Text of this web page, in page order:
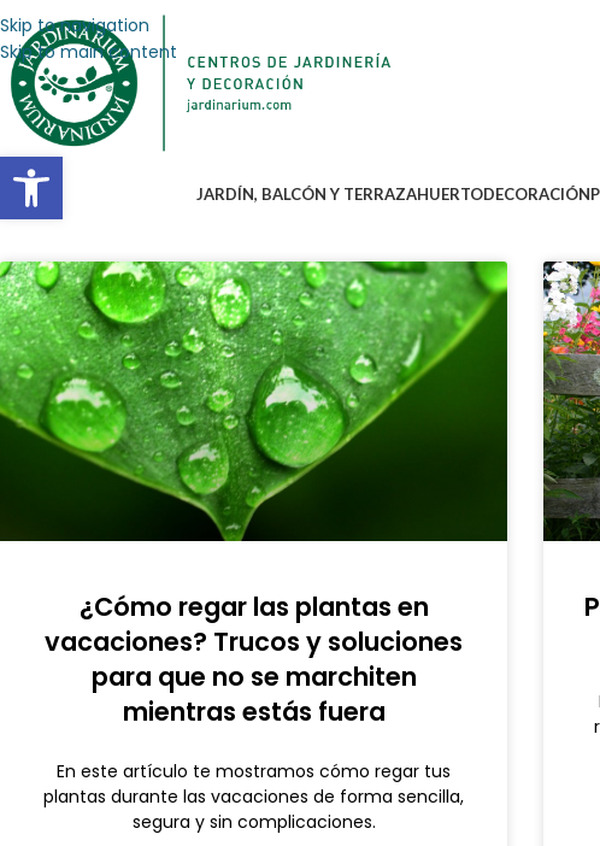
Abrir barra de herramientas
Skip to navigation
Skip to main content
JARDÍN, BALCÓN Y TERRAZAHUERTODECORACIÓN
¿Cómo regar las plantas en
vacaciones? Trucos y soluciones
para que no se marchiten
mientras estás fuera
En este artículo te mostramos cómo regar tus
plantas durante las vacaciones de forma sencilla,
segura y sin complicaciones.